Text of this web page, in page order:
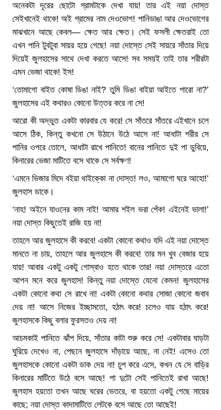
অনেকটা দূরের ছোটো গ্রামটাকে দেখা যায়! তার এই নয়া দোস্ত
সেইখানেই থাকে! অই গ্রামের নাম দেওভোগ! পানিডাঙা আর দেওভোগের
মাঝখানে আছে কেবল— ক্ষেত আর ক্ষেত। সেই ফসলী ক্ষেতরাই তো
এখন পানি টুবটুবা সায়র হয়ে গেছে! নয়া দোস্তে সেই সায়রে সাঁতার দিয়ে
দিয়েই জুলহাসের সাথে দেখা করতে আসে! সব সময়ই তাই তার শরীরটা
এমন ভেজা থাকে! ইস!
‘তোমাগো বাইত কোষা ডিঙা নাই? তুমি ডিঙা বাইয়া আইতে পারো না?’
জুলহাসের এই কথারও কোনো উত্তর করে না সে!
আরো কী অদ্ভুত একটা কারবার যে করে! সে সাঁতরে সাঁতরে এইখানে চলে
আসে ঠিক, কিন্তু কখনো সে উঠানে উঠে আসে না! আধাটা শরীর সে
পানির ওপরে তোলে, আধাটা রাখে পানিতে! বানের পানিতে দুই পা ডুবিয়ে,
কিনারের ভেজা মাটিতে বসে থাকে সে সর্বক্ষণ!
‘এমনে ভিজার মিদে বইয়া থাইক্কো না দোস্ত! লও, আমাগো ঘরে আহো!’
জুলহাস ডাকে।
‘নাহ! অইনে যাওনের কাম নাই! আমার শইল ভরা পেঁক! এইনেই ভালা!’
নয়া দোস্ত কিছুতেই রাজি হয় না!
তাহলে আর জুলহাসে কী করবে! একটা কোনো কথাও যদি এই নয়া দোস্তে
মানতে না চায়, তাহলে আর জুলহাসে কী করবে! তার মন খুব বেজার হয়ে
যায়! আবার একটু একটু গোস্বাও হতে থাকে তার! নয়া দোস্তরে এতো
আপন মনে করে জুলহাস! কিন্তু নয়া দোস্তে যেনো কেমন! জুলহাসের
একটা কোনো কথা সে রাখে না! একটা কোনো কথার সোজা কোনো জবাব
দেয় না! আসে নিজের ইচ্ছামতো, হঠাৎ করে! চলেও যায় হঠাৎ করে!
জুলহাসকে কিছু বলার ফুরসতও দেয় না!
আচমকাই পানিতে ঝাঁপ দিয়ে, সাঁতার কাটা শুরু করে সে! একটাবার ঘাড়টা
ঘুরিয়ে দেখেও না, পেছনে জুলহাসে দাঁড়ায়ে আছে, না নেই! এসেও তো
জুলহাসকে কোনো একটা ডাক দেয় না! চুপ করে এসে, কখন যে সে বাড়ির
কিনারের মাটিতে উঠে বসে আছে! পা দুটো সেই পানিতেই রাখা আছে!
জুলহাস হয়তো তখন আছে ঘরের ভেতরে, বা হয়তো একটু গেছে মায়ের
কাছে; নয়া দোস্ত কাদামাটিতে লেটকে বসে আছে তো আছেই!